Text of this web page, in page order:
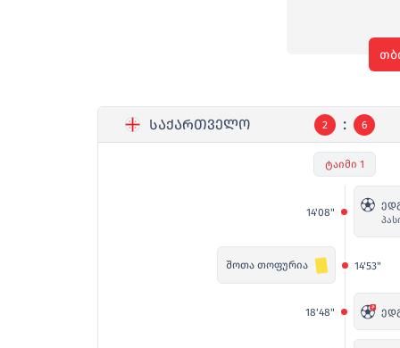
ᲡᲐᲥᲐᲠᲗᲕᲔᲚᲝ 2 : 6
ტაიმი 1
14'08"
14'53"
შოთა თოფურია
18'48"